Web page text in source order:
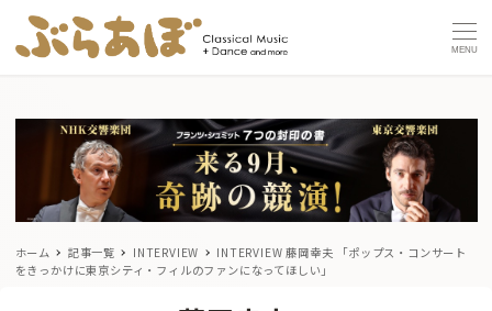
MENU
ホーム 記事一覧 INTERVIEW INTERVIEW 藤岡幸夫
「ポップス・コンサート
をきっかけに東京シティ・フィルのファンになってほしい」